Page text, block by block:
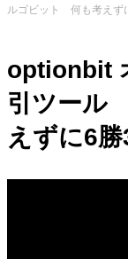
ルゴビット 何も考えず
optionbit
引ツール
えずに6